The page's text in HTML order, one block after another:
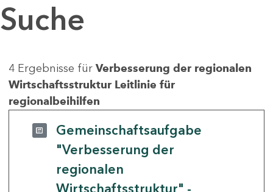
Suche
4 Ergebnisse für Verbesserung der regionalen
Wirtschaftsstruktur Leitlinie für
regionalbeihilfen
Gemeinschaftsaufgabe
"Verbesserung der
regionalen